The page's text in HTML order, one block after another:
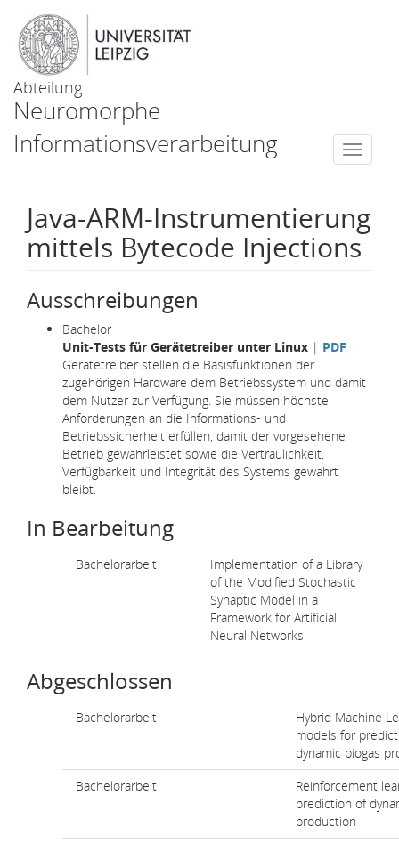
Abteilung
Neuromorphe
Informationsverarbeitung
Java-ARM-Instrumentierung
mittels Bytecode Injections
Ausschreibungen
Bachelor
Unit-Tests für Gerätetreiber unter Linux | PDF
Gerätetreiber stellen die Basisfunktionen der
zugehörigen Hardware dem Betriebssystem und damit
dem Nutzer zur Verfügung. Sie müssen höchste
Anforderungen an die Informations- und
Betriebssicherheit erfüllen, damit der vorgesehene
Betrieb gewährleistet sowie die Vertraulichkeit,
Verfügbarkeit und Integrität des Systems gewahrt
bleibt.
In Bearbeitung
Bachelorarbeit
Implementation of a Library
of the Modified Stochastic
Synaptic Model in a
Framework for Artificial
Neural Networks
Abgeschlossen
Bachelorarbeit
Hybrid Machine
models for
dynamic biogas
Bachelorarbeit
Reinforcement
prediction of
production